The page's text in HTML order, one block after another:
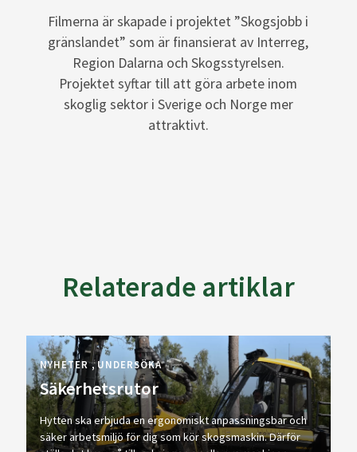
Filmerna är skapade i projektet ”Skogsjobb i
gränslandet” som är finansierat av Interreg,
Region Dalarna och Skogsstyrelsen.
Projektet syftar till att göra arbete inom
skoglig sektor i Sverige och Norge mer
attraktivt.
Relaterade artiklar
NYHETER UNDERSÖKA
Säkerhetsrutor
Hytten ska erbjuda en ergonomiskt anpassningsbar och
säker arbetsmiljö för dig som kör skogsmaskin. Därför